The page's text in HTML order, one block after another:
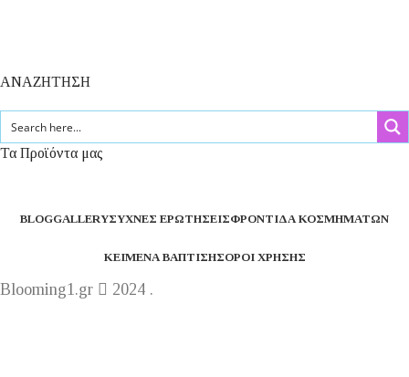
ΑΝΑΖΗΤΗΣΗ
Τα Προϊόντα μας
BLOGGALLERYΣΥΧΝΈΣ ΕΡΩΤΉΣΕΙΣΦΡΟΝΤΊΔΑ ΚΟΣΜΗΜΆΤΩΝ
ΚΕΊΜΕΝΑ ΒΆΠΤΙΣΗΣΌΡΟΙ ΧΡΉΣΗΣ
Blooming1.gr
2024 .